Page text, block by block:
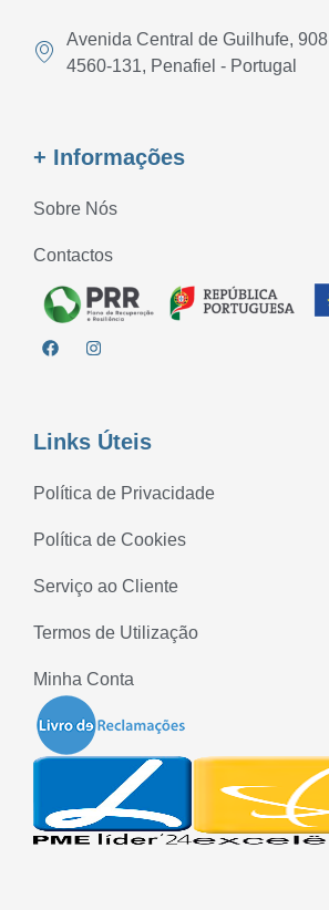
Avenida Central de Guilhufe, 908
4560-131, Penafiel - Portugal
+ Informações
Sobre Nós
Contactos
Links Úteis
Política de Privacidade
Política de Cookies
Serviço ao Cliente
Termos de Utilização
Minha Conta